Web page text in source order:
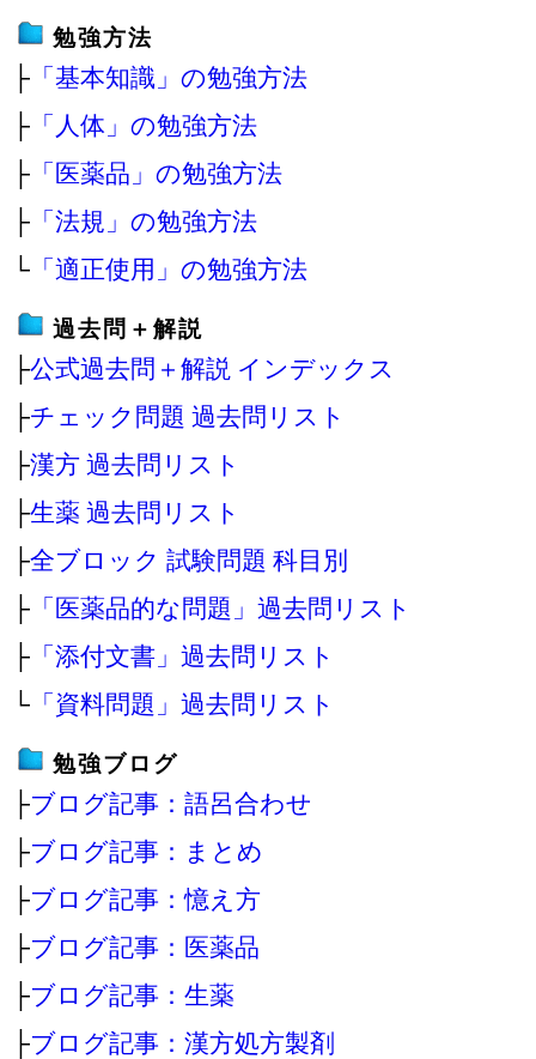
勉強方法
├ 「基本知識」の勉強方法
├ 「人体」の勉強方法
├ 「医薬品」の勉強方法
├ 「法規」の勉強方法
└ 「適正使用」の勉強方法
過去問＋解説
├公式過去問＋解説 インデックス
├チェック問題 過去問リスト
├漢方 過去問リスト
├生薬 過去問リスト
├全ブロック 試験問題 科目別
├ 「医薬品的な問題」過去問リスト
├ 「添付文書」過去問リスト
└ 「資料問題」過去問リスト
勉強ブログ
├ブログ記事：語呂合わせ
├ブログ記事：まとめ
├ブログ記事：憶え方
├ブログ記事：医薬品
├ブログ記事：生薬
├ブログ記事：漢方処方製剤